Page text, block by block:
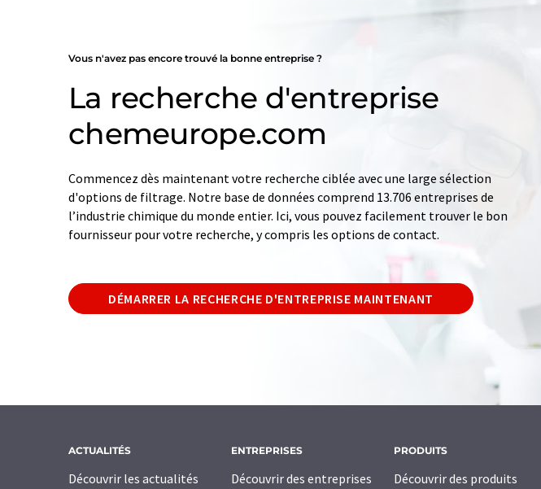
Vous n'avez pas encore trouvé la bonne entreprise ?
La recherche d'entreprise
chemeurope.com
Commencez dès maintenant votre recherche ciblée avec une large sélection
d'options de filtrage. Notre base de données comprend 13.706 entreprises de
l’industrie chimique du monde entier. Ici, vous pouvez facilement trouver le bon
fournisseur pour votre recherche, y compris les options de contact.
DÉMARRER LA RECHERCHE D'ENTREPRISE MAINTENANT
ACTUALITÉS
Découvrir les actualités
ENTREPRISES
Découvrir des entreprises
PRODUITS
Découvrir des produits